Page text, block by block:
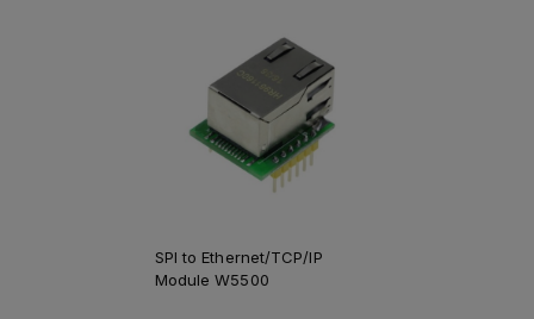
SPI to Ethernet/TCP/IP
Module W5500